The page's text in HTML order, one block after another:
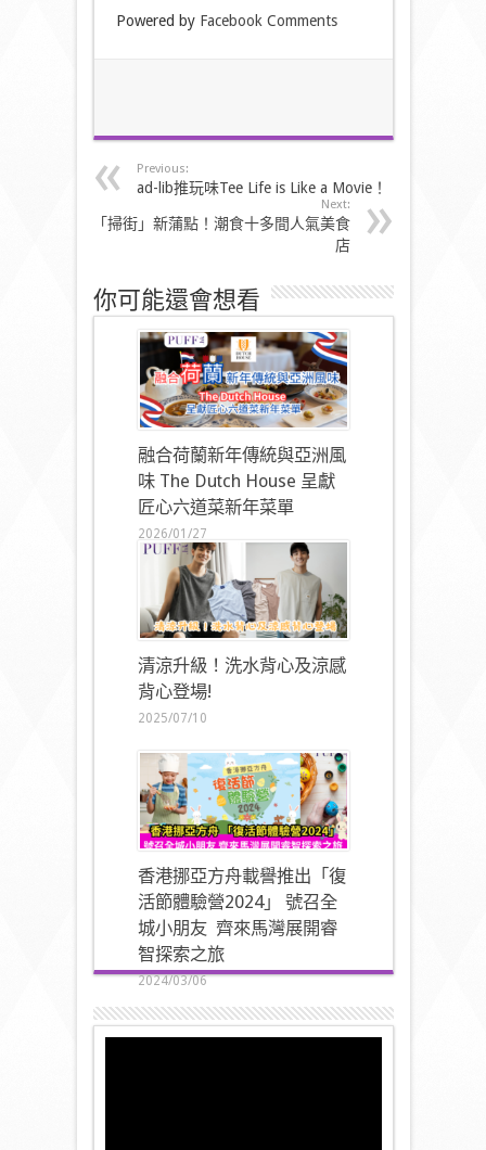
Powered by Facebook Comments
Previous:
ad-lib推玩味Tee Life is Like a Movie！
Next:
「掃街」新蒲點！潮食十多間人氣美食
店
你可能還會想看
融合荷蘭新年傳統與亞洲風
味 The Dutch House 呈獻
匠心六道菜新年菜單
2026/01/27
清涼升級！洗水背心及涼感
背心登場!
2025/07/10
香港挪亞方舟載譽推出「復
活節體驗營2024」 號召全
城小朋友 齊來馬灣展開睿
智探索之旅
2024/03/06